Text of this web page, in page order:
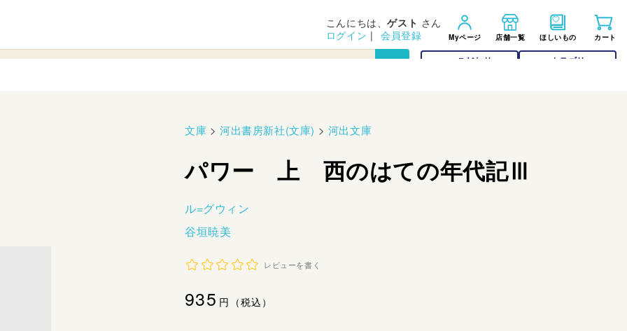
こだわり カテゴリー
こんにちは、ゲスト さん
ログイン | 会員登録 Myページ 店舗一覧 ほしいもの カート
文庫 >河出書房新社(文庫) > 河出文庫
パワー 上 西のはての年代記Ⅲ
ル=グウィン
谷垣暁美
レビューを書く
通
935円（税込）